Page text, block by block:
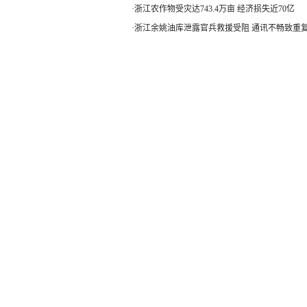
·浙江农作物受灾达743.4万亩 经济损失近70亿
·浙江余姚油库泄露官兵救援受阻 通讯不畅致重